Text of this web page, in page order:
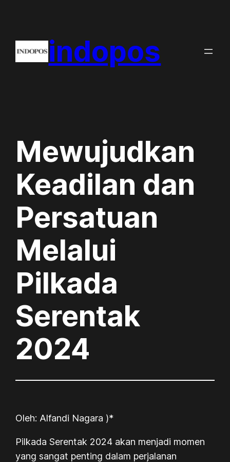
content
indopos
Mewujudkan
Keadilan dan
Persatuan
Melalui
Pilkada
Serentak
2024
Oleh: Alfandi Nagara )*
Pilkada Serentak 2024 akan menjadi momen
yang sangat penting dalam perjalanan